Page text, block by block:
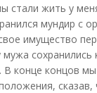
стали жить у
мундир с
имущество
В конце концов